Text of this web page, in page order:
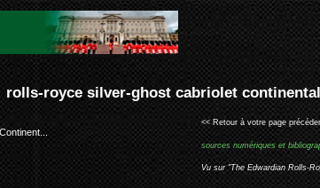
continental coachbuilder
<< Retour à votre page
sources numériques et
Vu sur "The Edwardian Rolls-